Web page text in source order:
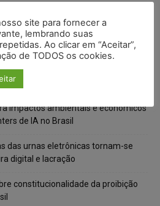
testa limite entre tutela
falsas em teste de segurança
de autonomia
impactos ambientais e econômicos
de IA no Brasil
das urnas eletrônicas tornam-se
digital e lacração
constitucionalidade da proibição
site para fornecer a
lembrando suas
Ao clicar em “Aceitar”,
de TODOS os cookies.